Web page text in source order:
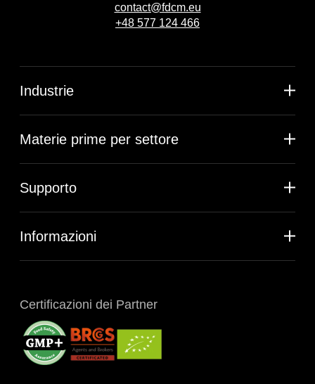
contact@fdcm.eu
+48 577 124 466
Industrie
Materie prime per settore
Supporto
Informazioni
Certificazioni dei Partner